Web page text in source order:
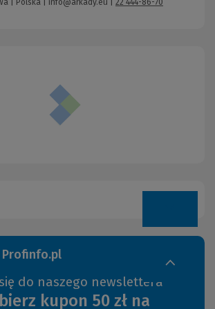
| Polska | info@arkady.eu 22 444-86-70
do naszego newslettera
kupon 50 zł na